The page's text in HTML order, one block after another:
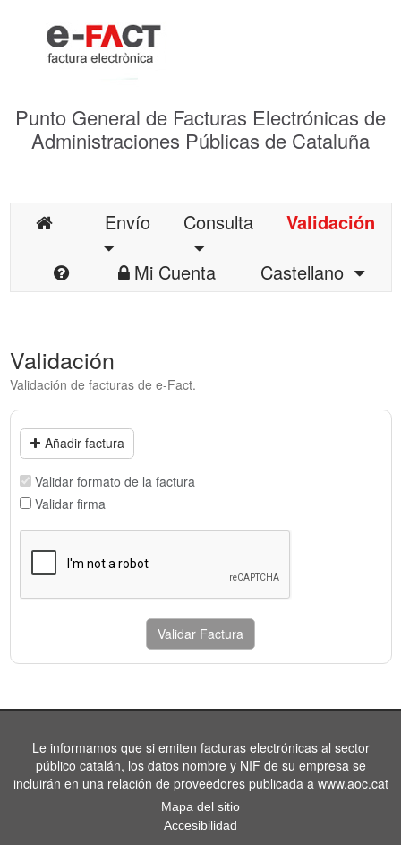
Punto General de Facturas Electrónicas de
Administraciones Públicas de Cataluña
Envío Consulta
Validación
Mi Cuenta
Castellano
Validación
Validación de facturas de e-Fact.
Añadir factura
Validar formato de la factura
Validar firma
Validar Factura
Le informamos que si emiten facturas electrónicas al sector
público catalán, los datos nombre y NIF de su empresa se
incluirán en una relación de proveedores publicada a www.aoc.cat
Mapa del sitio
Accesibilidad